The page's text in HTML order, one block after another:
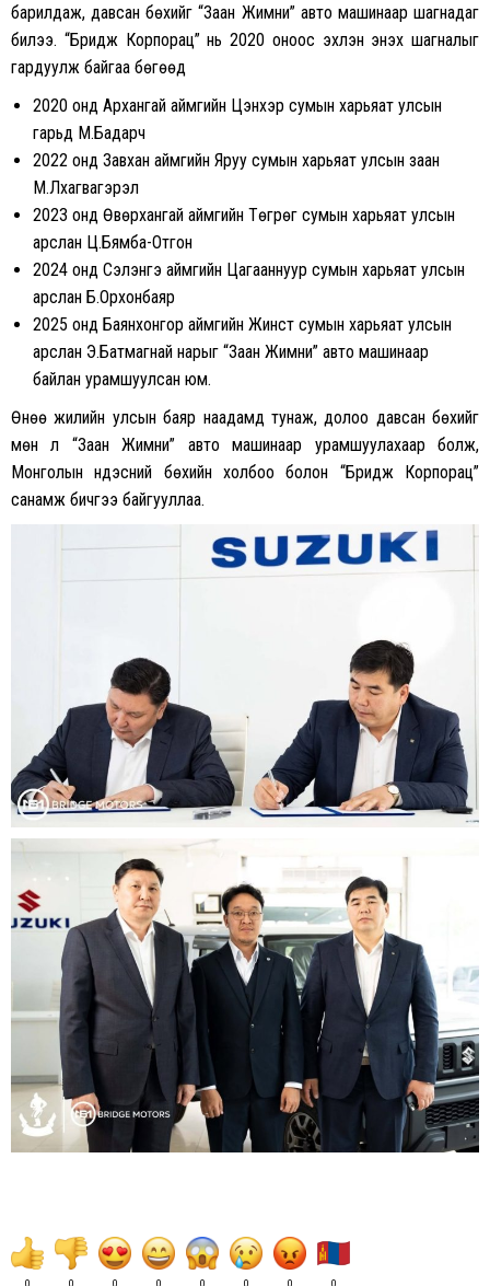
барилдаж, давсан бөхийг “Заан Жимни” авто машинаар шагнадаг
билээ. “Бридж Корпорац” нь 2020 оноос эхлэн энэхүү шагналыг
гардуулж байгаа бөгөөд
2020 онд Архангай аймгийн Цэнхэр сумын харьяат улсын
гарьд М.Бадарч
2022 онд Завхан аймгийн Яруу сумын харьяат улсын заан
М.Лхагвагэрэл
2023 онд Өвөрхангай аймгийн Төгрөг сумын харьяат улсын
арслан Ц.Бямба-Отгон
2024 онд Сэлэнгэ аймгийн Цагааннуур сумын харьяат улсын
арслан Б.Орхонбаяр
2025 онд Баянхонгор аймгийн Жинст сумын харьяат улсын
арслан Э.Батмагнай нарыг “Заан Жимни” авто машинаар
байлан урамшуулсан юм.
Өнөө жилийн улсын баяр наадамд тунаж, долоо давсан бөхийг
мөн л “Заан Жимни” авто машинаар урамшуулахаар болж,
Монголын үндэсний бөхийн холбоо болон “Бридж Корпорац”
санамж бичгээ байгууллаа.
0 0 0 0 0 0 0 0